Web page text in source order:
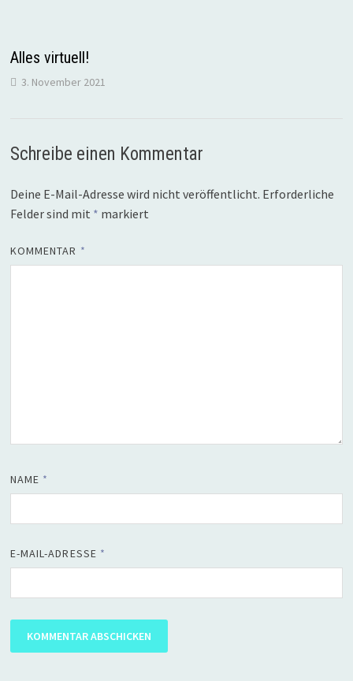
Alles virtuell!
3. November 2021
Schreibe einen Kommentar
Deine E-Mail-Adresse wird nicht veröffentlicht. Erforderliche
Felder sind mit * markiert
KOMMENTAR *
NAME *
E-MAIL-ADRESSE *